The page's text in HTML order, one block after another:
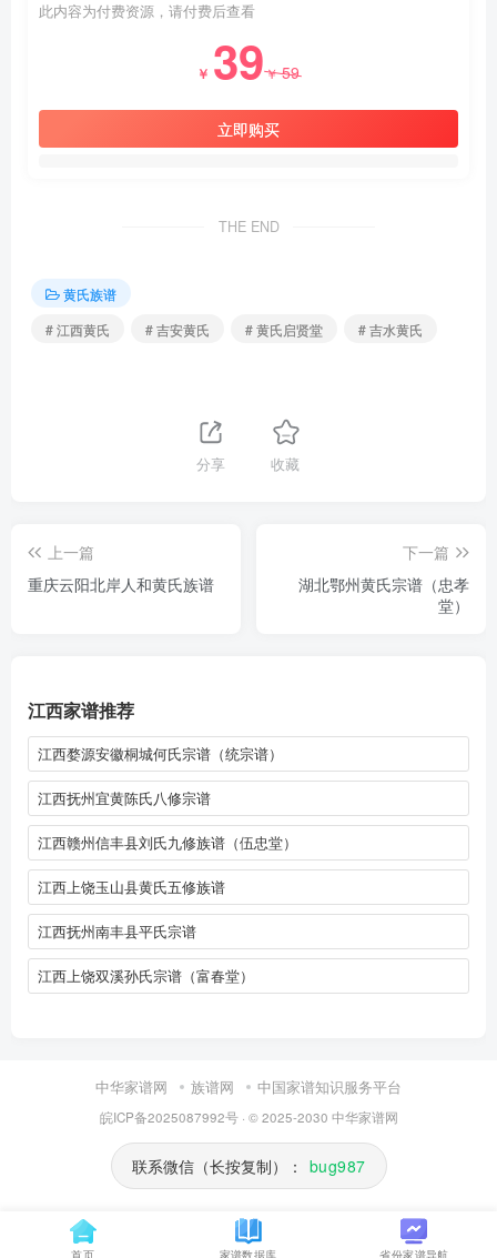
此内容为付费资源，请付费后查看
￥ 39￥59
立即购买
THE END
黄氏族谱
# 江西黄氏
# 吉安黄氏 # 黄氏启贤堂 # 吉水黄氏
分享 收藏
上一篇
重庆云阳北岸人和黄氏族谱
下一篇
湖北鄂州黄氏宗谱（忠孝
堂）
江西家谱推荐
江西婺源安徽桐城何氏宗谱（统宗谱）
江西抚州宜黄陈氏八修宗谱
江西赣州信丰县刘氏九修族谱（伍忠堂）
江西上饶玉山县黄氏五修族谱
江西抚州南丰县平氏宗谱
江西上饶双溪孙氏宗谱（富春堂）
中华家谱网 族谱网 中国家谱知识服务平台
皖ICP备2025087992号· © 2025-2030 中华家谱网
联系微信（长按复制）： bug987
首页 家谱数据库 省份家谱导航